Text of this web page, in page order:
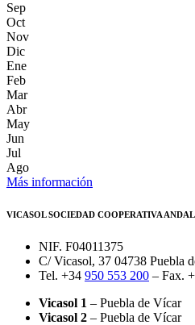
Sep
Oct
Nov
Dic
Ene
Feb
Mar
Abr
May
Jun
Jul
Ago
Más información
VICASOL SOCIEDAD COOPERATIVA
NIF. F04011375
C/ Vicasol, 37 04738 Puebla
Tel. +34 950 553 200 – Fax.
Vicasol 1 – Puebla de Vícar
Vicasol 2 – Puebla de Vícar